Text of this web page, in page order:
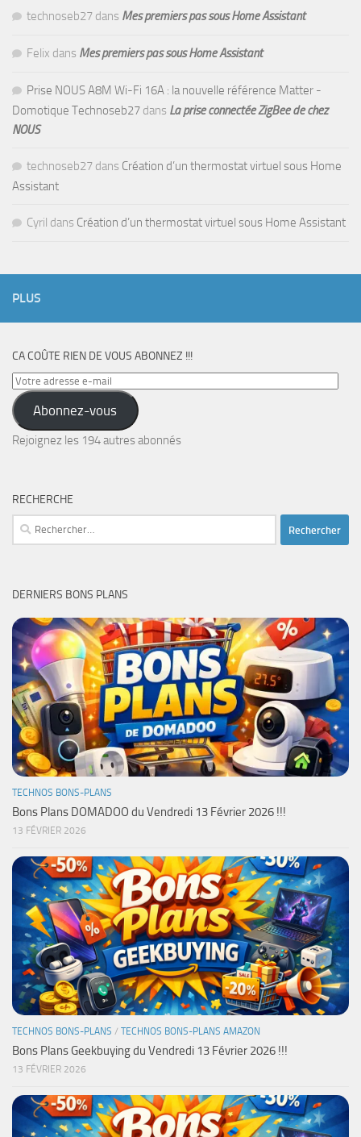
technoseb27 dans Mes premiers pas sous Home Assistant
Felix dans Mes premiers pas sous Home Assistant
Prise NOUS A8M Wi-Fi 16A : la nouvelle référence Matter -
Domotique Technoseb27 dans La prise connectée ZigBee de chez
NOUS
technoseb27 dans Création d’un thermostat virtuel sous Home
Assistant
Cyril dans Création d’un thermostat virtuel sous Home Assistant
PLUS
CA COÛTE RIEN DE VOUS ABONNEZ !!!
Votre
adresse
e-
mail
Abonnez-vous
Rejoignez les 194 autres abonnés
RECHERCHE
Rechercher :
DERNIERS BONS PLANS
TECHNOS BONS-PLANS
Bons Plans DOMADOO du Vendredi 13 Février 2026 !!!
13 FÉVRIER 2026
TECHNOS BONS-PLANS / TECHNOS BONS-PLANS AMAZON
Bons Plans Geekbuying du Vendredi 13 Février 2026 !!!
13 FÉVRIER 2026